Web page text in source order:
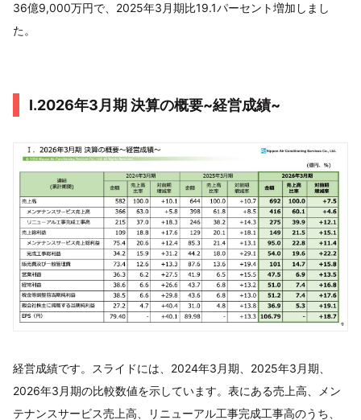
36億9,000万円で、2025年3月期比19.1パーセント増加しまし
た。
I.2026年3月期 決算の概要~経営成績~
経営成績です。スライドには、2024年3月期、2025年3月期、
2026年3月期の比較数値を示しています。表にある売上高、メン
テナンスサービス売上高、リニューアル工事完成工事高のうち、